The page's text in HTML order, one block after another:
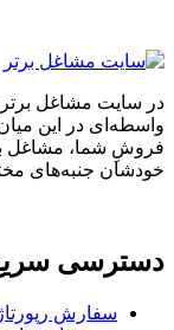
در سایت مشاغل برتر
واسطه‌ای در این
فروشِ شما، مشاغل
خودشان جنبه‌های
دسترسی
سفارش